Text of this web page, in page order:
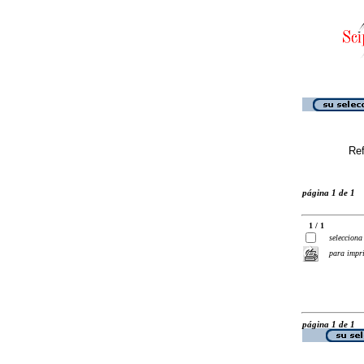
página 1 de 1
1 / 1
selecciona
para
página 1 de 1